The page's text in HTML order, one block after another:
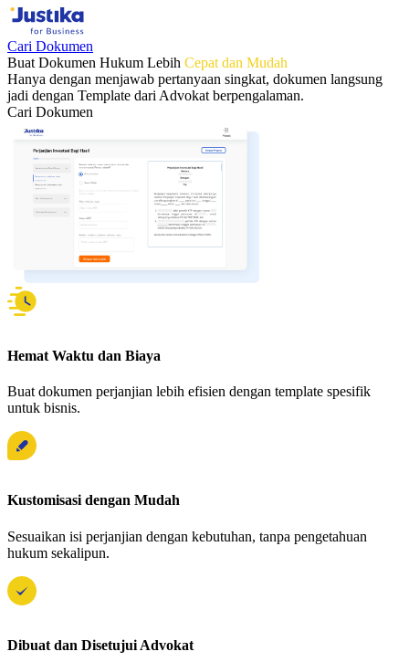
Cari Dokumen
Buat Dokumen Hukum Lebih Cepat dan Mudah
Hanya dengan menjawab pertanyaan singkat, dokumen langsung
jadi dengan Template dari Advokat berpengalaman.
Cari Dokumen
Hemat Waktu dan Biaya
Buat dokumen perjanjian lebih efisien dengan template spesifik
untuk bisnis.
Kustomisasi dengan Mudah
Sesuaikan isi perjanjian dengan kebutuhan, tanpa pengetahuan
hukum sekalipun.
Dibuat dan Disetujui Advokat